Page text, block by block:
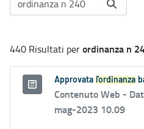
440 Risultati perordinanza n
Approvata l'ordinanza
Contenuto Web -
mag-2023 10.09